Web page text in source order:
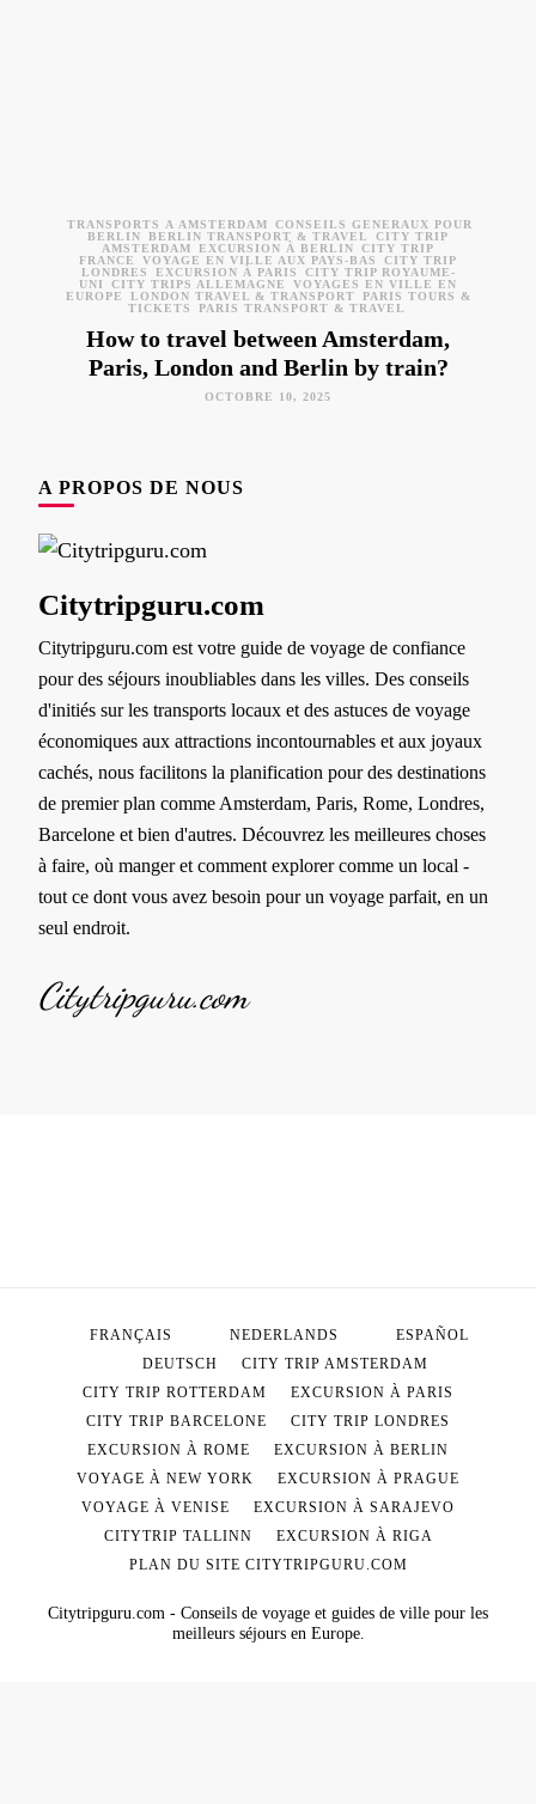
TRANSPORTS À AMSTERDAM
CONSEILS GÉNÉRAUX POUR
BERLIN
BERLIN TRANSPORT & TRAVEL
CITY TRIP
AMSTERDAM
EXCURSION À BERLIN
CITY TRIP
FRANCE
VOYAGE EN VILLE AUX PAYS-BAS
CITY TRIP
LONDRES
EXCURSION À PARIS
CITY TRIP ROYAUME-
UNI
CITY TRIPS ALLEMAGNE
VOYAGES EN VILLE EN
EUROPE
LONDON TRAVEL & TRANSPORT
PARIS TOURS &
TICKETS
PARIS TRANSPORT & TRAVEL
How to travel between Amsterdam,
Paris, London and Berlin by train?
OCTOBRE 10, 2025
A PROPOS DE NOUS
Citytripguru.com
Citytripguru.com est votre guide de voyage de confiance
pour des séjours inoubliables dans les villes. Des conseils
d'initiés sur les transports locaux et des astuces de voyage
économiques aux attractions incontournables et aux joyaux
cachés, nous facilitons la planification pour des destinations
de premier plan comme Amsterdam, Paris, Rome, Londres,
Barcelone et bien d'autres. Découvrez les meilleures choses
à faire, où manger et comment explorer comme un local -
tout ce dont vous avez besoin pour un voyage parfait, en un
seul endroit.
Citytripguru.com
Citytripguru.com - Conseils de voyage et guides de ville pour les
meilleurs séjours en Europe.
FRANÇAIS NEDERLANDS
ESPAÑOL
DEUTSCH
CITY TRIP AMSTERDAM
CITY TRIP ROTTERDAM
EXCURSION À PARIS
CITY TRIP BARCELONE
CITY TRIP LONDRES
EXCURSION À ROME
EXCURSION À BERLIN
VOYAGE À NEW YORK
EXCURSION À PRAGUE
VOYAGE À VENISE
EXCURSION À SARAJEVO
CITYTRIP TALLINN
EXCURSION À RIGA
PLAN DU SITE CITYTRIPGURU.COM